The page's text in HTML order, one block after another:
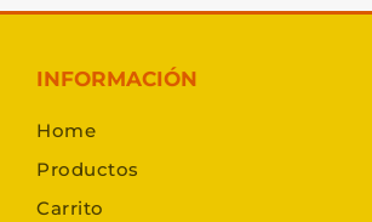
INFORMACIÓN
Home
Productos
Carrito